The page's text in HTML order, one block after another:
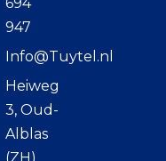
947
Info@Tuytel.nl
Heiweg
3, Oud-
Alblas